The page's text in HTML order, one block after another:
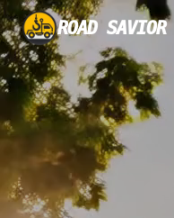
ROAD SAVIOR